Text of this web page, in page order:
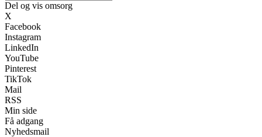
Del og vis omsorg
X
Facebook
Instagram
LinkedIn
YouTube
Pinterest
TikTok
Mail
RSS
Min side
Få adgang
Nyhedsmail